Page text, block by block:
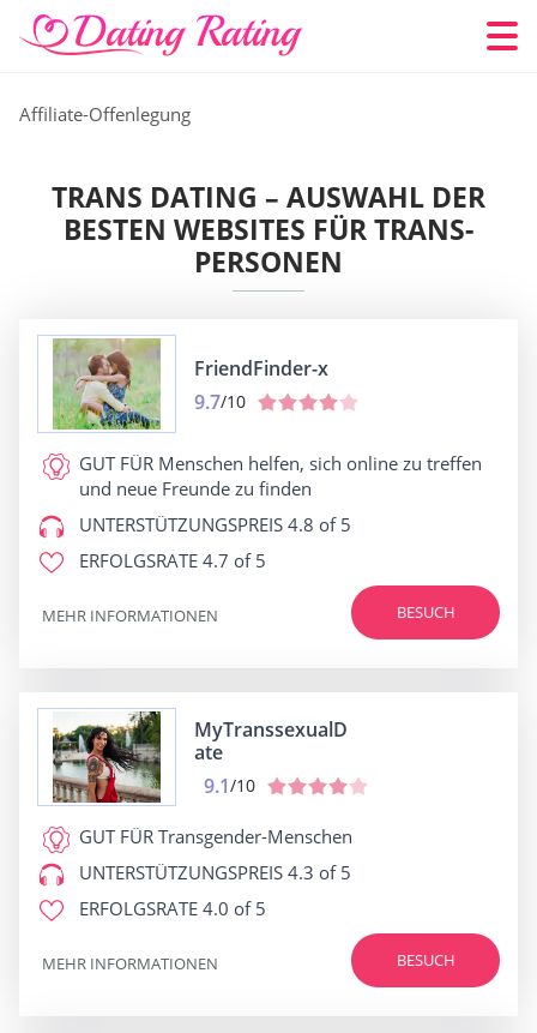
Affiliate-Offenlegung
TRANS DATING – AUSWAHL DER
BESTEN WEBSITES FÜR TRANS-
PERSONEN
FriendFinder-x
9.7/10
GUT FÜR Menschen helfen, sich online zu treffen
und neue Freunde zu finden
UNTERSTÜTZUNGSPREIS 4.8 of 5
ERFOLGSRATE 4.7 of 5
BESUCH
MEHR INFORMATIONEN
MyTranssexualD
ate
9.1/10
GUT FÜR Transgender-Menschen
UNTERSTÜTZUNGSPREIS 4.3 of 5
ERFOLGSRATE 4.0 of 5
BESUCH
MEHR INFORMATIONEN